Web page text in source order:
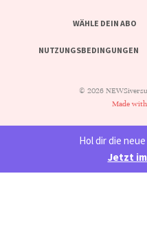
WÄHLE DEIN ABO
NUTZUNGSBEDINGUNGEN
© 2026
Made
Hol dir die
Jetzt